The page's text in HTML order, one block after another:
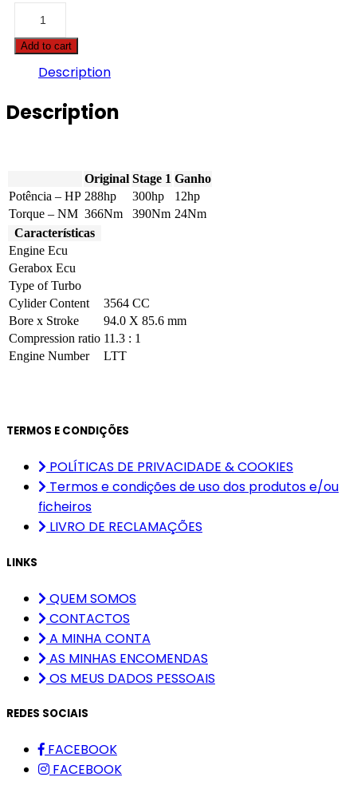
Enclave
-
quantity
Add to cart
Description
Description
Original Stage 1 Ganho
Potência – HP 288hp 300hp
12hp
Torque – NM 366Nm 390Nm 24Nm
Características
Engine Ecu
Gerabox Ecu
Type of Turbo
Cylider Content
3564 CC
Bore x Stroke
94.0 X 85.6 mm
Compression ratio 11.3 : 1
Engine Number
LTT
TERMOS E CONDIÇÕES
POLÍTICAS DE PRIVACIDADE & COOKIES
Termos e condições de uso dos produtos e/ou
ficheiros
LIVRO DE RECLAMAÇÕES
LINKS
QUEM SOMOS
CONTACTOS
A MINHA CONTA
AS MINHAS ENCOMENDAS
OS MEUS DADOS PESSOAIS
REDES SOCIAIS
FACEBOOK
FACEBOOK